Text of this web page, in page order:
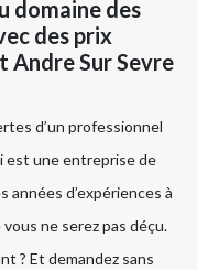
domaine des
des prix
Andre Sur Sevre
d’un professionnel
est une entreprise de
années d’expériences à
ne serez pas déçu.
? Et demandez sans